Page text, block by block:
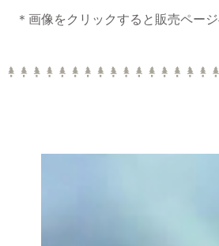
＊画像をクリックすると販売ページ